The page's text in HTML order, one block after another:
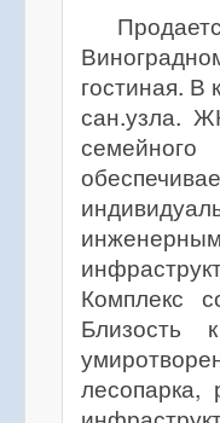
гостиная.
сан.узла.
Комплекс
Близость